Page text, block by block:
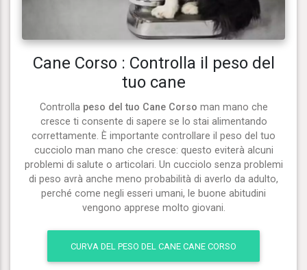
Cane Corso : Controlla il peso del
tuo cane
Controlla peso del tuo Cane Corso man mano che
cresce ti consente di sapere se lo stai alimentando
correttamente. È importante controllare il peso del tuo
cucciolo man mano che cresce: questo eviterà alcuni
problemi di salute o articolari. Un cucciolo senza problemi
di peso avrà anche meno probabilità di averlo da adulto,
perché come negli esseri umani, le buone abitudini
vengono apprese molto giovani.
CURVA DEL PESO DEL CANE CANE CORSO